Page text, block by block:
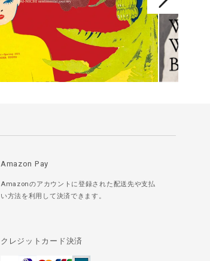
Amazon Pay
Amazonのアカウントに登録された配送先や支払
い方法を利用して決済できます。
クレジットカード決済